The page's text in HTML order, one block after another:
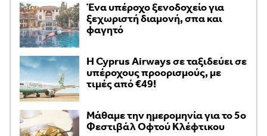
Ένα υπέροχο ξενοδοχείο για
ξεχωριστή διαμονή, σπα και
φαγητό
H Cyprus Airways σε ταξιδεύει σε
υπέροχους προορισμούς, με
τιμές από €49!
Μάθαμε την ημερομηνία για το 5ο
Φεστιβάλ Οφτού Κλέφτικου